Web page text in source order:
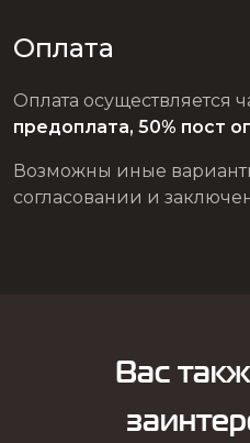
Оплата
Оплата осуществляется
предоплата, 50% пост
Возможны иные
согласовании и
Вас